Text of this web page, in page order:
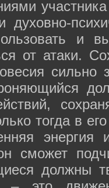
и
от атаки.
сильно
тогда в
сможет
должны